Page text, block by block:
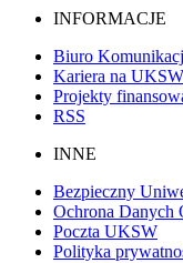
INFORMACJE
Biuro
Kariera na UKSW
Projekty
RSS
INNE
Bezpieczny
Ochrona Danych
Poczta UKSW
Polityka